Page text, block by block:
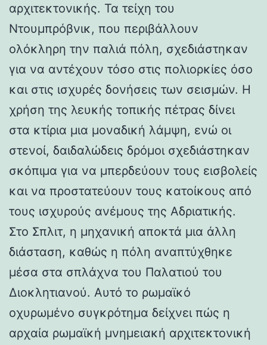
αρχιτεκτονικής. Τα τείχη του
Ντουμπρόβνικ, που περιβάλλουν
ολόκληρη την παλιά πόλη, σχεδιάστηκαν
για να αντέχουν τόσο στις πολιορκίες όσο
και στις ισχυρές δονήσεις των σεισμών. Η
χρήση της λευκής τοπικής πέτρας δίνει
στα κτίρια μια μοναδική λάμψη, ενώ οι
στενοί, δαιδαλώδεις δρόμοι σχεδιάστηκαν
σκόπιμα για να μπερδεύουν τους εισβολείς
και να προστατεύουν τους κατοίκους από
τους ισχυρούς ανέμους της Αδριατικής.
Στο Σπλιτ, η μηχανική αποκτά μια άλλη
διάσταση, καθώς η πόλη αναπτύχθηκε
μέσα στα σπλάχνα του Παλατιού του
Διοκλητιανού. Αυτό το ρωμαϊκό
οχυρωμένο συγκρότημα δείχνει πώς η
αρχαία ρωμαϊκή μνημειακή αρχιτεκτονική